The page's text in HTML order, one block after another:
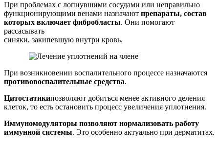
При проблемах с лопнувшими сосудами или неправильно
функционирующими венами назначают препараты, состав
которых включает фибробласты. Они помогают
рассасывать
синяки, закипевшую внутри кровь.
При возникновении воспалительного процессе назначаются
противовоспалительные средства.
Цитостатикипозволяют добиться менее активного деления
клеток, то есть остановить процесс увеличения уплотнения.
Иммуномодуляторы позволяют нормализовать работу
иммунной системы. Это особенно актуально при дерматитах.